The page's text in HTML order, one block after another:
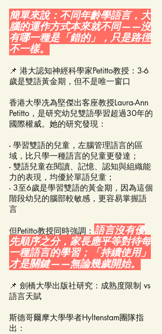
簡單來說：不同年齡學語言，大
腦的運作方式本來就不同——沒
有哪一種是「錯的」，只是路徑
不一樣。
📌 港大認知神經科學家Petitto教授：3-6
歲是雙語黃金期，但不是唯一窗口
香港大學冼為堅傑出客座教授Laura-Ann
Petitto，是研究幼兒雙語學習超過30年的
國際權威。她的研究發現：
- 學習雙語的兒童，左腦管理語言的區
域，比只學一種語言的兒童更發達；
- 雙語兒童在閱讀、記憶、認知與組織能
力的表現，均優於單語兒童；
- 3至6歲是學習雙語的黃金期，因為這個
階段幼兒的腦部較敏感，更容易掌握語
言
但Petitto教授同時強調： 語言沒有優
先順序之分，家長應平等對待每
一種語言的學習；「持續使用」
才是關鍵——無論幾歲開始。
📌 劍橋大學出版社研究：成熟度限制 vs
語言天賦
斯德哥爾摩大學學者Hyltenstam團隊指
出：